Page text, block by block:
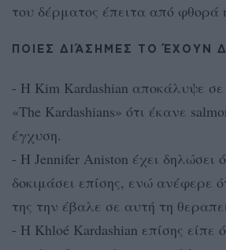
του δέρματος έπειτα από φθορά
ΠΟΙΕΣ ΔΙΆΣΗΜΕΣ ΤΟ ΈΧΟΥΝ
- H Kim Kardashian αποκάλυψε σε
«The Kardashians» ότι έκανε
έγχυση.
- H Jennifer Aniston έχει δηλώσει
δοκιμάσει επίσης, ενώ ανέφερε
της την έβαλε σε αυτή τη
- H Khloé Kardashian επίσης είπε